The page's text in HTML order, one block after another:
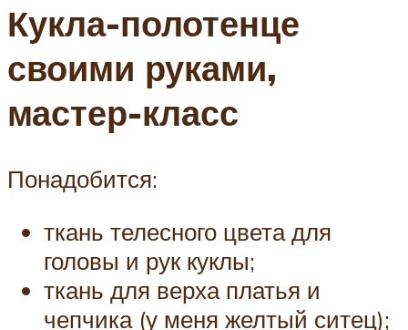
Кукла-полотенце
своими руками,
мастер-класс
Понадобится:
ткань телесного цвета для
головы и рук куклы;
ткань для верха платья и
чепчика (у меня желтый ситец);